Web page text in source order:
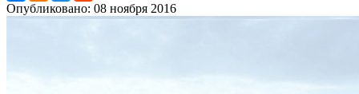
Опубликовано: 08 ноября 2016